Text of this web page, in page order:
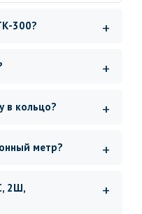
300?
в кольцо?
метр?
2Ш,